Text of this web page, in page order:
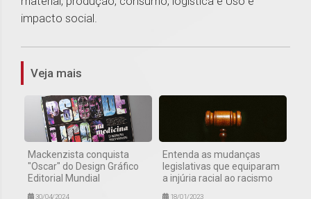
impacto social.
Veja mais
Mackenzista conquista
"Oscar" do Design Gráfico
Editorial Mundial
30/04/2024
Entenda as mudanças
legislativas que equiparam
a injúria racial ao racismo
18/01/2023